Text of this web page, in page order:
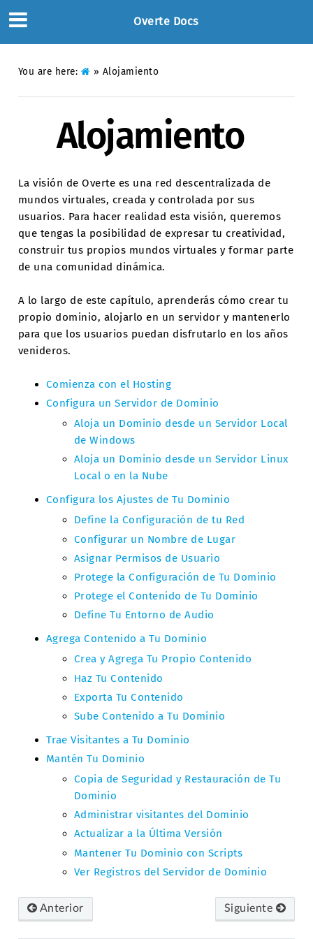
Overte Docs
You are here: » Alojamiento
Alojamiento
La visión de Overte es una red descentralizada de
mundos virtuales, creada y controlada por sus
usuarios. Para hacer realidad esta visión, queremos
que tengas la posibilidad de expresar tu creatividad,
construir tus propios mundos virtuales y formar parte
de una comunidad dinámica.
A lo largo de este capítulo, aprenderás cómo crear tu
propio dominio, alojarlo en un servidor y mantenerlo
para que los usuarios puedan disfrutarlo en los años
venideros.
Comienza con el Hosting
Configura un Servidor de Dominio
Aloja un Dominio desde un Servidor Local
de Windows
Aloja un Dominio desde un Servidor Linux
Local o en la Nube
Configura los Ajustes de Tu Dominio
Define la Configuración de tu Red
Configurar un Nombre de Lugar
Asignar Permisos de Usuario
Protege la Configuración de Tu Dominio
Protege el Contenido de Tu Dominio
Define Tu Entorno de Audio
Agrega Contenido a Tu Dominio
Crea y Agrega Tu Propio Contenido
Haz Tu Contenido
Exporta Tu Contenido
Sube Contenido a Tu Dominio
Trae Visitantes a Tu Dominio
Mantén Tu Dominio
Copia de Seguridad y Restauración de Tu
Dominio
Administrar visitantes del Dominio
Actualizar a la Última Versión
Mantener Tu Dominio con Scripts
Ver Registros del Servidor de Dominio
Anterior Siguiente